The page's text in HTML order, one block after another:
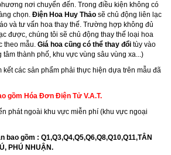
nơi chuyển đến. Trong điều kiện không có
chọn. Điện Hoa Huy Thảo sẽ chủ động liên lạc
và tư vấn hoa thay thế. Trường hợp không đủ
được, chúng tôi sẽ chủ động thay thế loại hoa
theo mẫu. Giá hoa cũng có thể thay đổi tùy vào
tâm thành phố, khu vực vùng sâu vùng xa...)
kết các sản phẩm phải thực hiện dựa trên mẫu đã
gồm Hóa Đơn Điện Tử V.A.T.
phát ngoài khu vực miễn phí (khu vực ngoại
bao gồm : Q1,Q3,Q4,Q5,Q6,Q8,Q10,Q11,TÂN
PHÚ NHUẬN.